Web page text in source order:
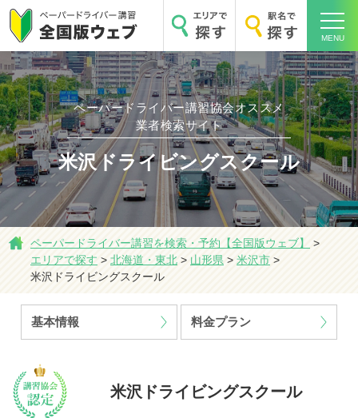
MENU
ホーム
エリアで探す
駅名で探す
ペーパードライバー講習協会オススメ
業者検索サイト
米沢ドライビングスクール
ペーパードライバー講習を検索・予約【全国版ウェブ】
>
エリアで探す > 北海道・東北 > 山形県 > 米沢市 >
米沢ドライビングスクール
基本情報 料金プラン
米沢ドライビングスクール